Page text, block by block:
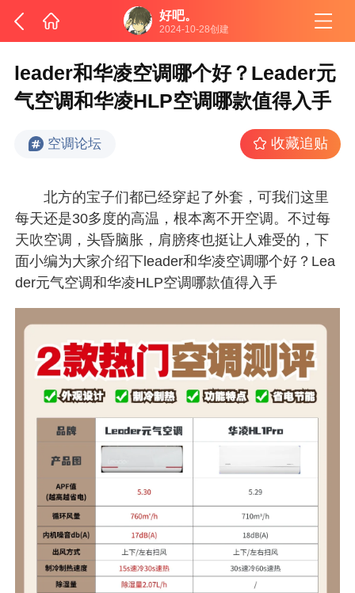
好吧。
2024-10-28创建
leader和华凌空调哪个好？Leader元
气空调和华凌HLP空调哪款值得入手
空调论坛 收藏追贴
北方的宝子们都已经穿起了外套，可我们这里
每天还是30多度的高温，根本离不开空调。不过每
天吹空调，头昏脑胀，肩膀疼也挺让人难受的，下
面小编为大家介绍下leader和华凌空调哪个好？Lea
der元气空调和华凌HLP空调哪款值得入手